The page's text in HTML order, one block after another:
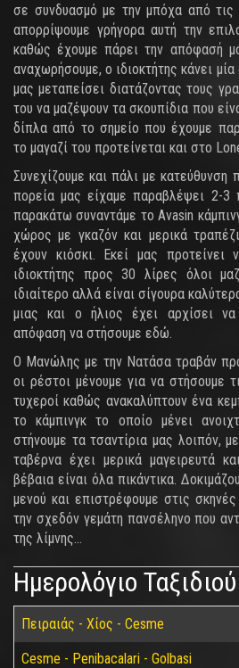
σε συνδυασμό με την μπόχα από τις
απορρίψουμε γρήγορα αυτή την
καθώς έχουμε πάρει την απόφασή
αναχωρήσουμε, ο ιδιοκτήτης κάνει
μας μεταπείσει διατάζοντας τους
του να μαζέψουν τα σκουπίδια που
δίπλα από το σημείο που έχουμε
το μαγαζί του προτείνεται και στο
Συνεχίζουμε και πάλι με
πορεία μας είχαμε παραβλέψει 2-3
παρακάτω συναντάμε το Avasin
χώρος με γκαζόν και μερικά
έχουν κιόσκι. Εκεί μας προτείνει
ιδιοκτήτης προς 30 λίρες όλοι
ιδιαίτερο αλλά είναι σίγουρα
μιας και ο ήλιος έχει αρχίσει
απόφαση να στήσουμε εδώ.
Ο Μανώλης με την Νατάσα τραβάν
οι ρέστοι μένουμε για να στήσουμε
τυχεροί καθώς ανακαλύπτουν ένα
το κάμπινγκ το οποίο μένει
στήνουμε τα τσαντίρια μας λοιπόν,
ταβέρνα έχει μερικά μαγειρευτά
βέβαια είναι όλα πικάντικα.
μενού και επιστρέφουμε στις
την σχεδόν γεμάτη πανσέληνο που
της λίμνης…
Ημερολόγιο Ταξιδιού
Πειραιάς - Χίος - Cesme
Cesme - Penibacalari - Golbasi